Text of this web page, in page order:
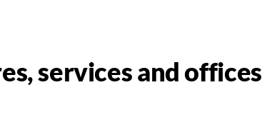
services and offices